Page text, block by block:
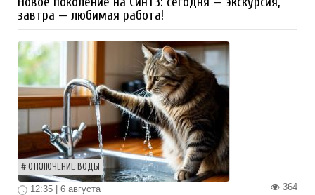
завтра — любимая работа!
ОТКЛЮЧЕНИЕ ВОДЫ
364
12:35 | 6 августа